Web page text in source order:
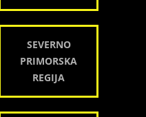
SEVERNO
PRIMORSKA
REGIJA